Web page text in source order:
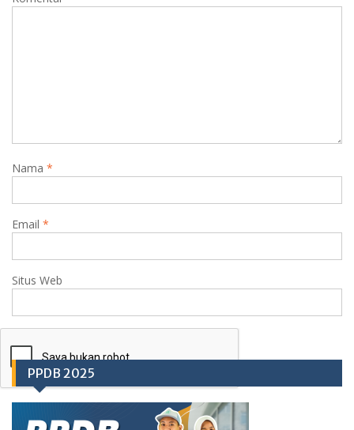
Nama *
Email *
Situs Web
PPDB 2025